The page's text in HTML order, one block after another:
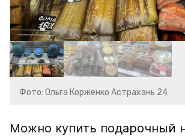
Фото: Ольга Корженко Астрахань 24
Можно купить подарочный